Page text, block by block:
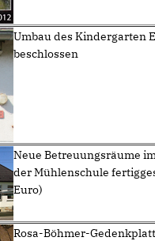
Umbau des Kindergarten
beschlossen
Neue Betreuungsräume
der Mühlenschule
Euro)
Rosa-Böhmer-